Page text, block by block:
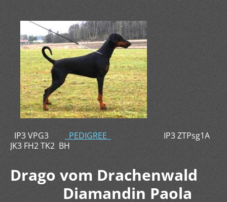
IP3 VPG3 PEDIGREE
IP3 ZTPsg1A
JK3 FH2 TK2 BH
Drago vom Drachenwald
Diamandin Paola